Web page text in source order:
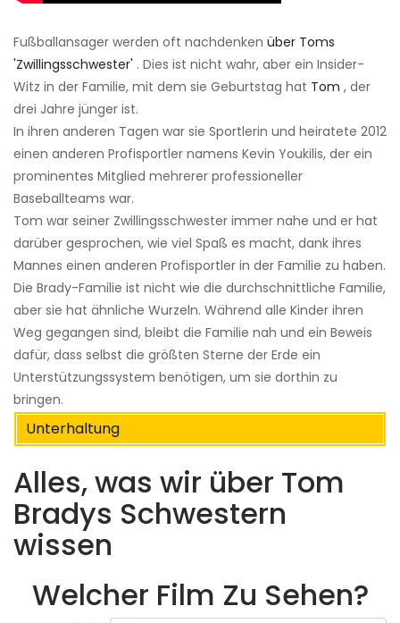
Fußballansager werden oft nachdenken über Toms
'Zwillingsschwester' . Dies ist nicht wahr, aber ein Insider-
Witz in der Familie, mit dem sie Geburtstag hat Tom , der
drei Jahre jünger ist.
In ihren anderen Tagen war sie Sportlerin und heiratete 2012
einen anderen Profisportler namens Kevin Youkilis, der ein
prominentes Mitglied mehrerer professioneller
Baseballteams war.
Tom war seiner Zwillingsschwester immer nahe und er hat
darüber gesprochen, wie viel Spaß es macht, dank ihres
Mannes einen anderen Profisportler in der Familie zu haben.
Die Brady-Familie ist nicht wie die durchschnittliche Familie,
aber sie hat ähnliche Wurzeln. Während alle Kinder ihren
Weg gegangen sind, bleibt die Familie nah und ein Beweis
dafür, dass selbst die größten Sterne der Erde ein
Unterstützungssystem benötigen, um sie dorthin zu
bringen.
Unterhaltung
Alles, was wir über Tom
Bradys Schwestern
wissen
Welcher Film Zu Sehen?